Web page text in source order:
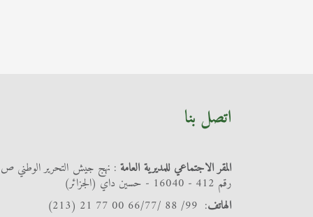
اتصل بنا
المقر الاجتماعي للمديرية العامة : نهج جيش التحرير
رقم 412 - 16040 - حسين داي (الجزائر)
الهاتف: 99/ 88 /66/77 00 77 21 (213)